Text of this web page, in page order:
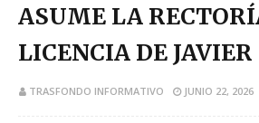
ASUME LA
LICENCIA DE
TRASFONDO INFORMATIVO JUNIO 22, 2026